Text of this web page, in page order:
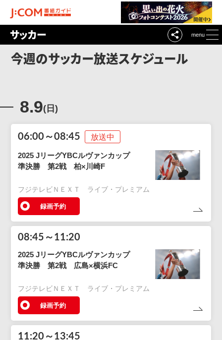
menu
サッカー
今週のサッカー放送スケジュール
8.9(日)
06:00～08:45 放送中
2025 JリーグYBCルヴァンカップ
準決勝 第2戦 柏×川崎F
フジテレビＮＥＸＴ ライブ・プレミアム
録画予約
08:45～11:20
2025 JリーグYBCルヴァンカップ
準決勝 第2戦 広島×横浜FC
フジテレビＮＥＸＴ ライブ・プレミアム
録画予約
11:20～13:45